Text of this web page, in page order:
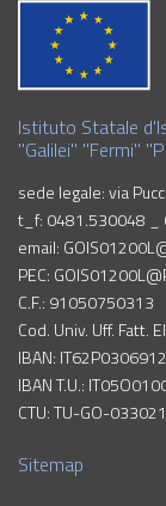
Istituto Statale
"Galilei" "Fermi"
sede legale: via
t_f: 0481.530048 _
email:
PEC:
C.F.: 91050750313
Cod. Univ. Uff. Fatt.
IBAN:
IBAN T.U.:
CTU: TU-GO-
Sitemap